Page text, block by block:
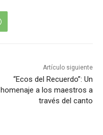
Artículo siguiente
“Ecos del Recuerdo”: Un
homenaje a los maestros a
través del canto